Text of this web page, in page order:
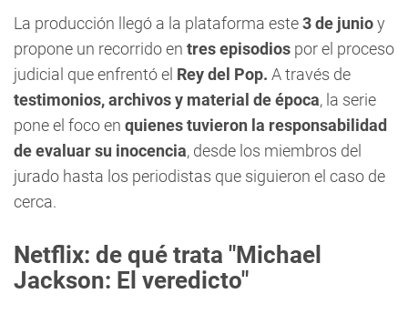
La producción llegó a la plataforma este3 de junioy
propone un recorrido en tres episodios por el proceso
judicial que enfrentó el Rey del Pop. A través de
testimonios, archivos y material de época, la serie
pone el foco en quienes tuvieron la responsabilidad
de evaluar su inocencia, desde los miembros del
jurado hasta los periodistas que siguieron el caso de
cerca.
Netflix: de qué trata "Michael
Jackson: El veredicto"